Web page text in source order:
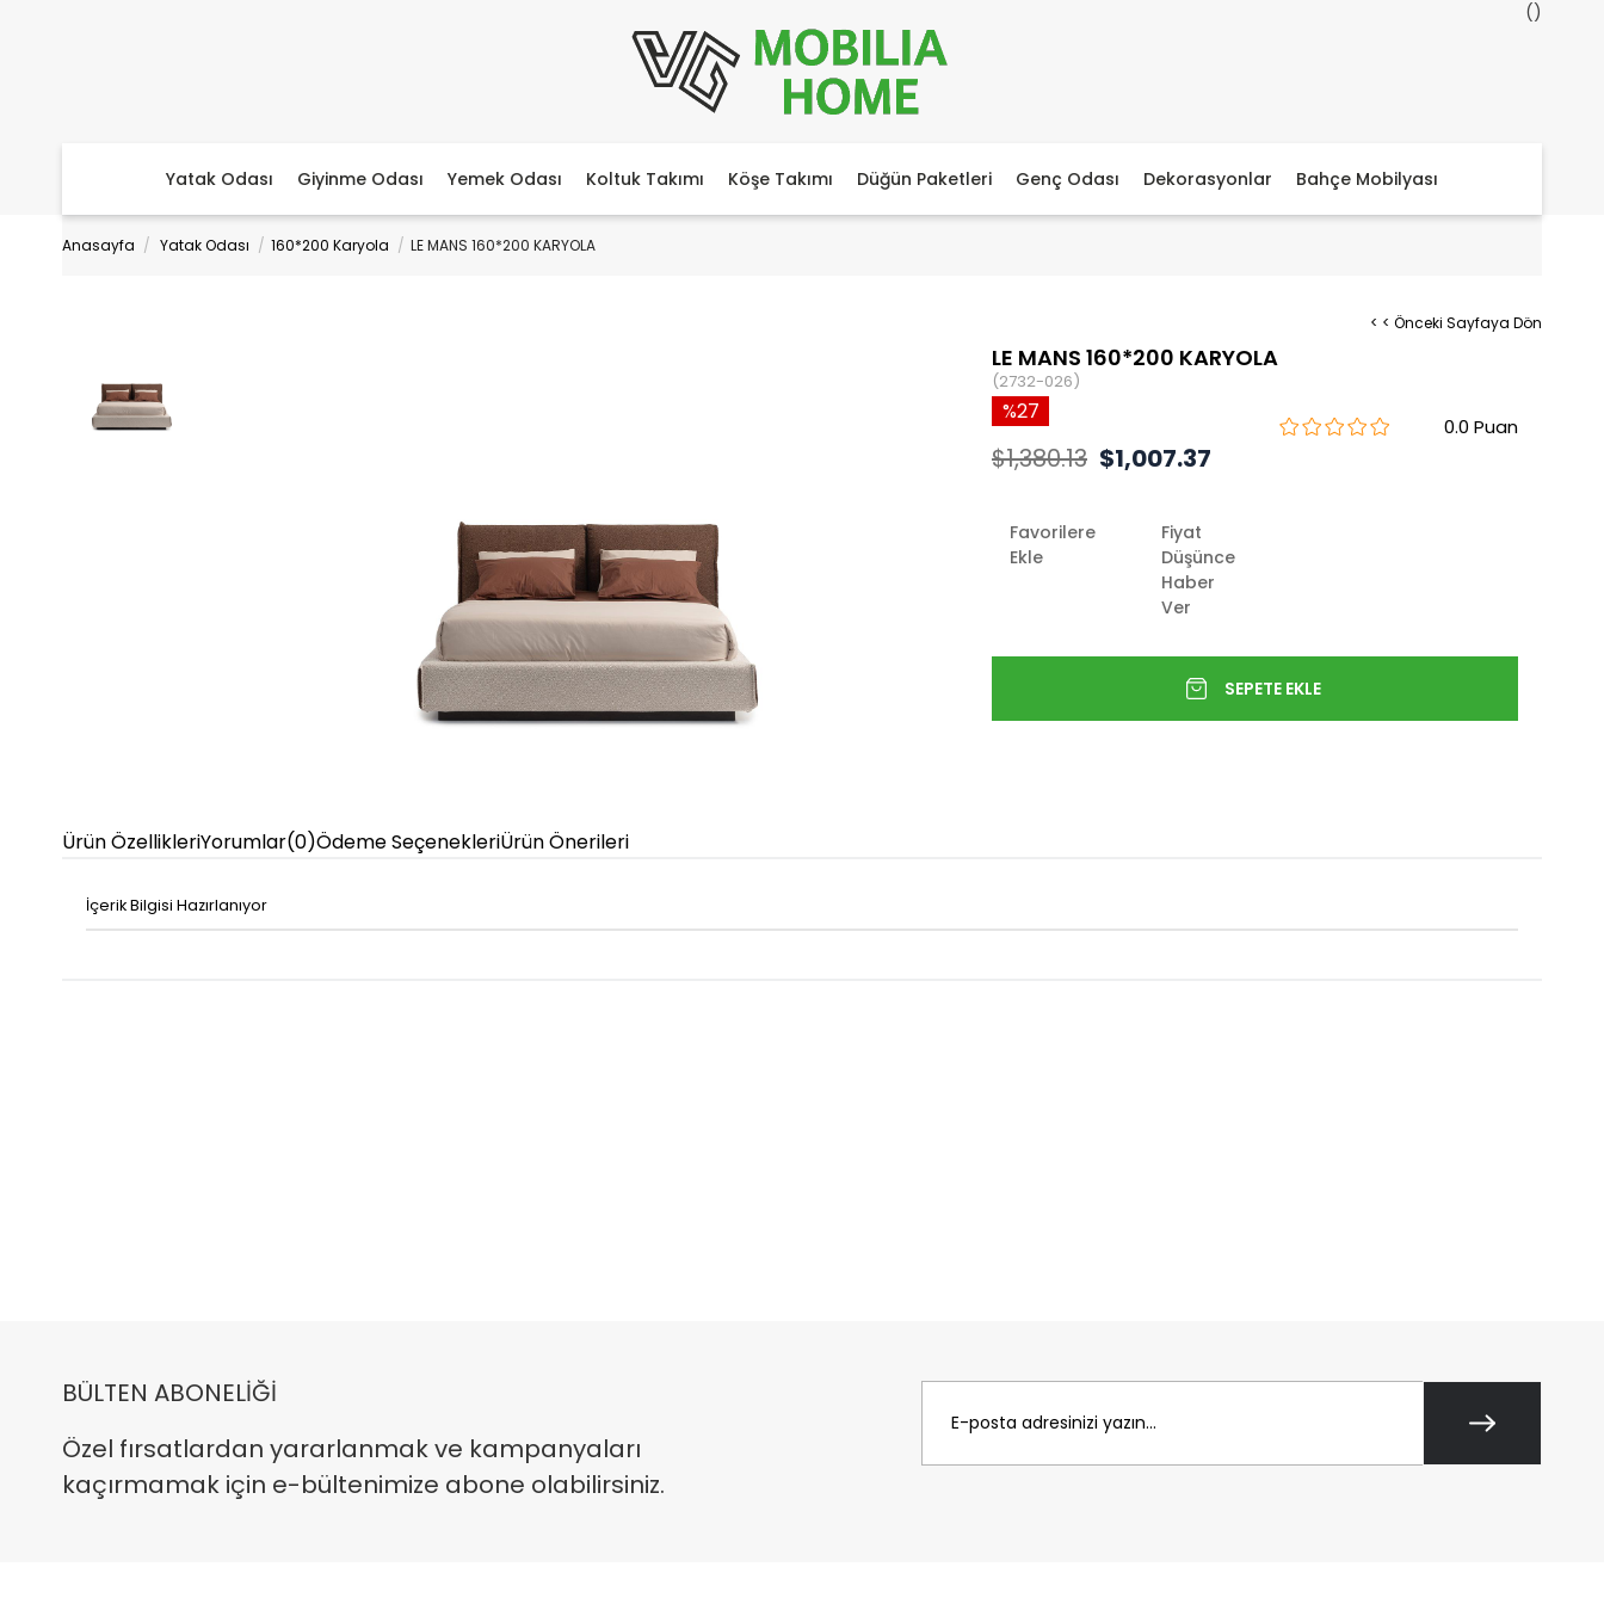
Yatak Odası Giyinme Odası Yemek Odası Koltuk Takımı Köşe Takımı Düğün Paketleri Genç Odası Dekorasyonlar Bahçe Mobilyası
Anasayfa Yatak Odası 160*200 Karyola LE MANS 160*200 KARYOLA
< < Önceki Sayfaya Dön
LE MANS 160*200 KARYOLA
(2732-026)
0.0
27
$1,380.13 $1,007.37
Favorilere
Ekle
Fiyat
Düşünce
Haber
Ver
Ürün ÖzellikleriYorumlar(0)Ödeme SeçenekleriÜrün Önerileri
İçerik Bilgisi Hazırlanıyor
BÜLTEN ABONELİĞİ
Özel fırsatlardan yararlanmak ve kampanyaları
kaçırmamak için e-bültenimize abone olabilirsiniz.